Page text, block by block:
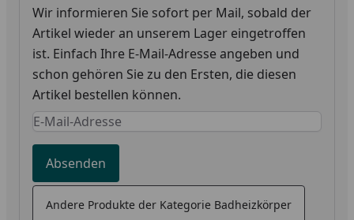
Wir informieren Sie sofort per Mail, sobald der
Artikel wieder an unserem Lager eingetroffen
ist. Einfach Ihre E-Mail-Adresse angeben und
schon gehören Sie zu den Ersten, die diesen
Artikel bestellen können.
Keine Eingabe erforderlich
Eingabe erforderlich
Absenden
Andere Produkte der Kategorie Badheizkörper